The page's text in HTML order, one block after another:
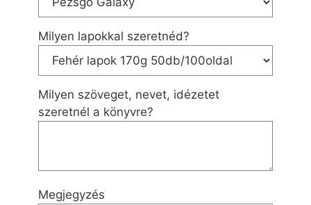
Milyen lapokkal szeretnéd?
Milyen szöveget, nevet, idézetet
szeretnél a könyvre?
Megjegyzés